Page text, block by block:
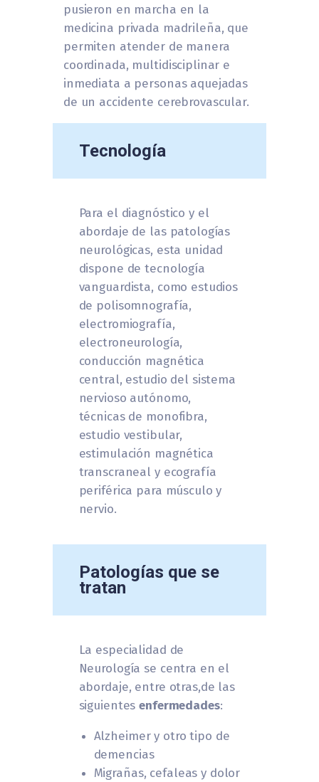
pusieron en marcha en la
medicina privada madrileña, que
permiten atender de manera
coordinada, multidisciplinar e
inmediata a personas aquejadas
de un accidente cerebrovascular.
Tecnología
Para el diagnóstico y el
abordaje de las patologías
neurológicas, esta unidad
dispone de tecnología
vanguardista, como estudios
de polisomnografía,
electromiografía,
electroneurología,
conducción magnética
central, estudio del sistema
nervioso autónomo,
técnicas de monofibra,
estudio vestibular,
estimulación magnética
transcraneal y ecografía
periférica para músculo y
nervio.
Patologías que se
tratan
La especialidad de
Neurología se centra en el
abordaje, entre otras,de las
siguientesenfermedades:
Alzheimer y otro tipo de
demencias
Migrañas, cefaleas y dolor